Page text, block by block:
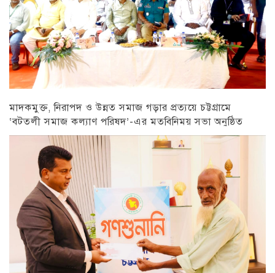
মাদকমুক্ত, নিরাপদ ও উন্নত সমাজ গড়ার প্রত্যয়ে চট্টগ্রামে
‘বটতলী সমাজ কল্যাণ পরিষদ’-এর মতবিনিময় সভা অনুষ্ঠিত
চট্টগ্রাম